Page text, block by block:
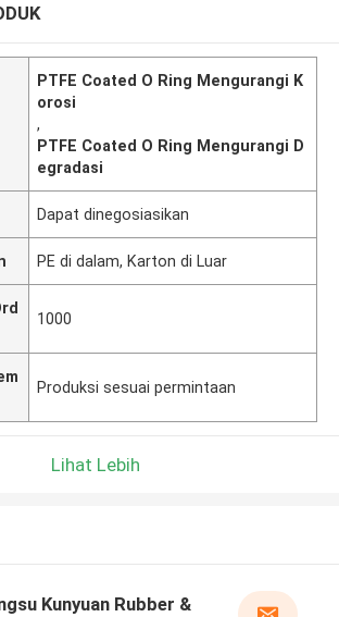
PTFE Coated O Ring Mengurangi K
orosi
,
PTFE Coated O Ring Mengurangi D
egradasi
Dapat dinegosiasikan
PE di dalam, Karton di Luar
1000
Produksi sesuai permintaan
Lihat Lebih
Kunyuan Rubber &